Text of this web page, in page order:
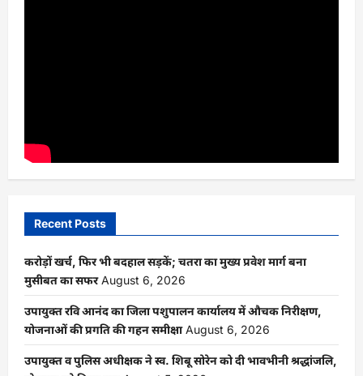
Recent Posts
करोड़ों खर्च, फिर भी बदहाल सड़कें; चतरा का मुख्य प्रवेश मार्ग बना
मुसीबत का सफर August 6, 2026
उपायुक्त रवि आनंद का जिला पशुपालन कार्यालय में औचक निरीक्षण,
योजनाओं की प्रगति की गहन समीक्षा August 6, 2026
उपायुक्त व पुलिस अधीक्षक ने स्व. शिबू सोरेन को दी भावभीनी श्रद्धांजलि,